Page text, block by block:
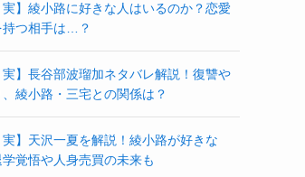
実】綾小路に好きな人はいるのか？恋愛
持つ相手は…？
実】長谷部波瑠加ネタバレ解説！復讐や
綾小路・三宅との関係は？
実】天沢一夏を解説！綾小路が好きな
学覚悟や人身売買の未来も